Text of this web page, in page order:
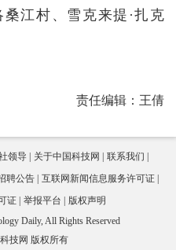
江村、雪克来提·扎克
责任编辑：王倩
领导 关于中国科技网
联系我们
聘公告
互联网新闻信息服务许可证
证
举报平台
版权声明
Daily, All Rights Reserved
技网 版权所有